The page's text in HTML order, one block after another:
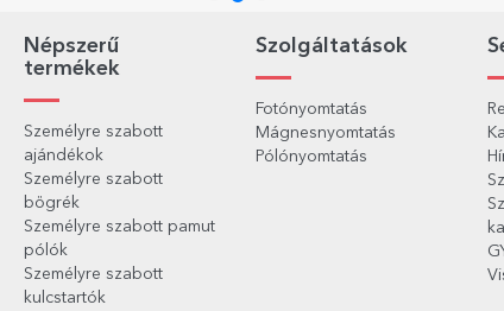
Népszerű
termékek
Személyre szabott
ajándékok
Személyre szabott
bögrék
Személyre szabott pamut
pólók
Személyre szabott
kulcstartók
Szolgáltatások
Fotónyomtatás
Mágnesnyomtatás
Pólónyomtatás